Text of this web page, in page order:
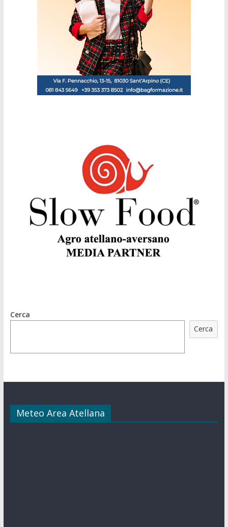
Cerca
Cerca
Meteo Area Atellana